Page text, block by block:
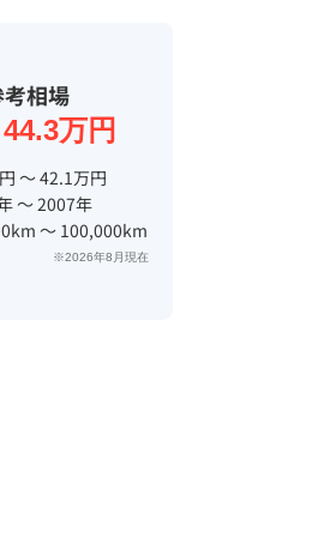
相場
万円
〜 42.1万円
〜 2007年
〜 100,000km
※2026年8月現在